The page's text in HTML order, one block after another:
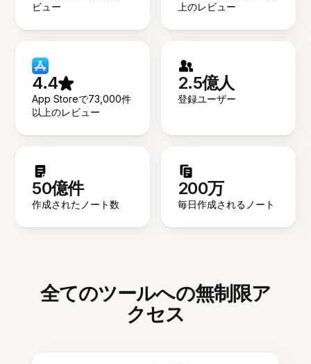
ビュー
上のレビュー
4.4
App Storeで73,000件
以上のレビュー
2.5億人
登録ユーザー
50億件
作成されたノート数
200万
毎日作成されるノート
全てのツールへの無制限ア
クセス